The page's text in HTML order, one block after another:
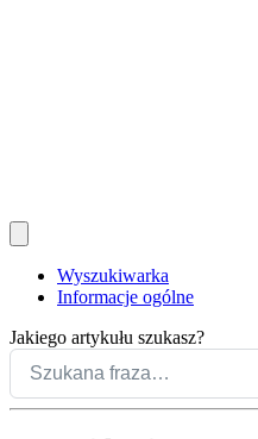
Wyszukiwarka
Informacje ogólne
Jakiego artykułu szukasz?